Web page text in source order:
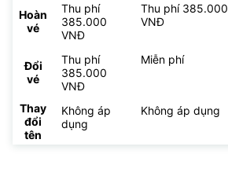
Hoàn
vé
Thu phí
385.000
VNĐ
Thu phí 385.000
VNĐ
Đổi
vé
Thu phí
385.000
VNĐ
Miễn phí
Thay
đổi
tên
Không áp
dụng
Không áp dụng